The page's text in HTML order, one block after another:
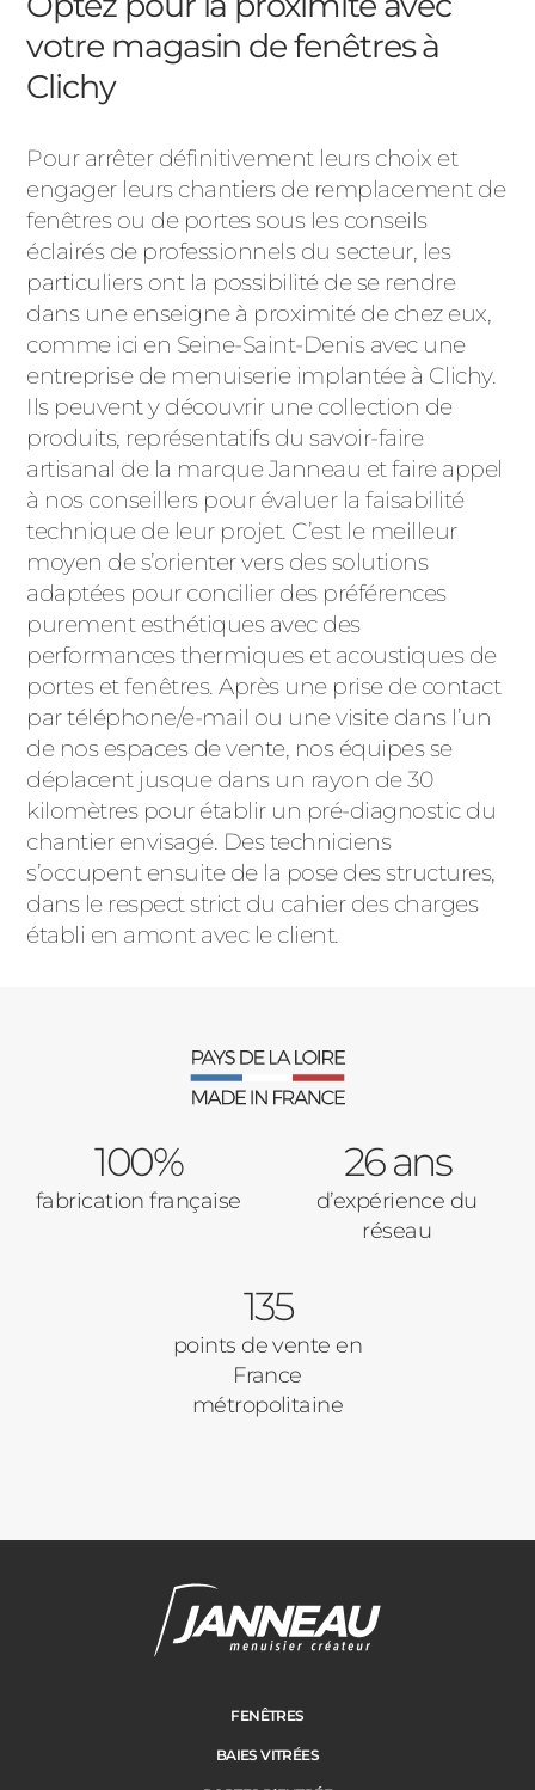
votre magasin de fenêtres à
Clichy
Pour arrêter définitivement leurs choix et
engager leurs chantiers de remplacement de
fenêtres ou de portes sous les conseils
éclairés de professionnels du secteur, les
particuliers ont la possibilité de se rendre
dans une enseigne à proximité de chez eux,
comme ici en Seine-Saint-Denis avec une
entreprise de menuiserie implantée à Clichy.
Ils peuvent y découvrir une collection de
produits, représentatifs du savoir-faire
artisanal de la marque Janneau et faire appel
à nos conseillers pour évaluer la faisabilité
technique de leur projet. C’est le meilleur
moyen de s’orienter vers des solutions
adaptées pour concilier des préférences
purement esthétiques avec des
performances thermiques et acoustiques de
portes et fenêtres. Après une prise de contact
par téléphone/e-mail ou une visite dans l’un
de nos espaces de vente, nos équipes se
déplacent jusque dans un rayon de 30
kilomètres pour établir un pré-diagnostic du
chantier envisagé. Des techniciens
s’occupent ensuite de la pose des structures,
dans le respect strict du cahier des charges
établi en amont avec le client.
100%
fabrication française
26 ans
d’expérience du
réseau
135
points de vente en
France
métropolitaine
FENÊTRES
BAIES VITRÉES
Janneau Menuisier Créateur